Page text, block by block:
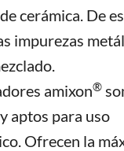
cerámica. De
impurezas
amixon®
aptos para uso
Ofrecen la